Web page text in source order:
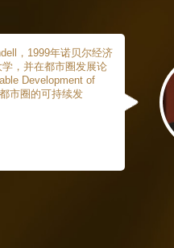
，1999年诺贝尔经济
，并在都市圈发展论
Development of
市圈的可持续发